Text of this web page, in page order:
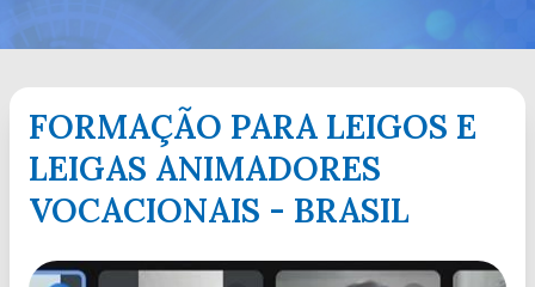
FORMAÇÃO PARA LEIGOS E
LEIGAS ANIMADORES
VOCACIONAIS - BRASIL